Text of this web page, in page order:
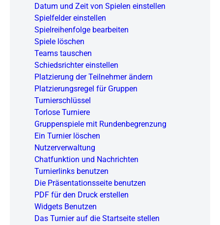
Datum und Zeit von Spielen einstellen
Spielfelder einstellen
Spielreihenfolge bearbeiten
Spiele löschen
Teams tauschen
Schiedsrichter einstellen
Platzierung der Teilnehmer ändern
Platzierungsregel für Gruppen
Turnierschlüssel
Torlose Turniere
Gruppenspiele mit Rundenbegrenzung
Ein Turnier löschen
Nutzerverwaltung
Chatfunktion und Nachrichten
Turnierlinks benutzen
Die Präsentationsseite benutzen
PDF für den Druck erstellen
Widgets Benutzen
Das Turnier auf die Startseite stellen